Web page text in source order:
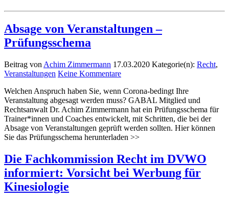
Absage von Veranstaltungen –
Prüfungsschema
Beitrag von Achim Zimmermann 17.03.2020 Kategorie(n): Recht,
Veranstaltungen Keine Kommentare
Welchen Anspruch haben Sie, wenn Corona-bedingt Ihre
Veranstaltung abgesagt werden muss? GABAL Mitglied und
Rechtsanwalt Dr. Achim Zimmermann hat ein Prüfungsschema für
Trainer*innen und Coaches entwickelt, mit Schritten, die bei der
Absage von Veranstaltungen geprüft werden sollten. Hier können
Sie das Prüfungsschema herunterladen >>
Die Fachkommission Recht im DVWO
informiert: Vorsicht bei Werbung für
Kinesiologie